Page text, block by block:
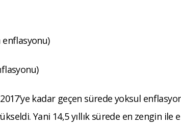
enflasyonu)
kadar geçen sürede yoksul
Yani 14,5 yıllık sürede en zengin ile